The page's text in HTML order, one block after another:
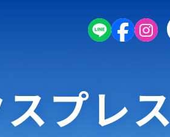
プレス